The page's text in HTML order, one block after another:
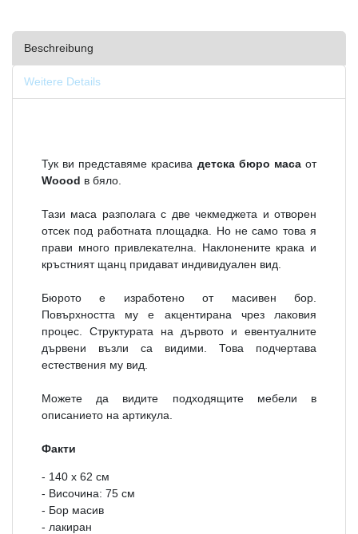
Beschreibung
Weitere Details
Тук ви представяме красива детска бюро масаот
Woood в бяло.
Тази маса разполага с две чекмеджета и отворен
отсек под работната площадка. Но не само това я
прави много привлекателна. Наклонените крака и
кръстният щанц придават индивидуален вид.
Бюрото е изработено от масивен бор.
Повърхността му е акцентирана чрез лаковия
процес. Структурата на дървото и евентуалните
дървени възли са видими. Това подчертава
естествения му вид.
Можете да видите подходящите мебели в
описанието на артикула.
Факти
- 140 x 62 см
- Височина: 75 см
- Бор масив
- лакиран